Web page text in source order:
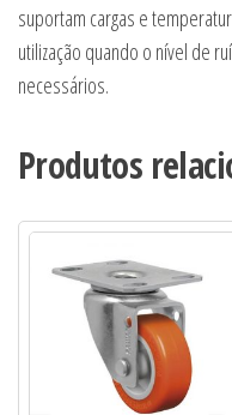
suportam cargas e
utilização quando o nível de
necessários.
Produtos